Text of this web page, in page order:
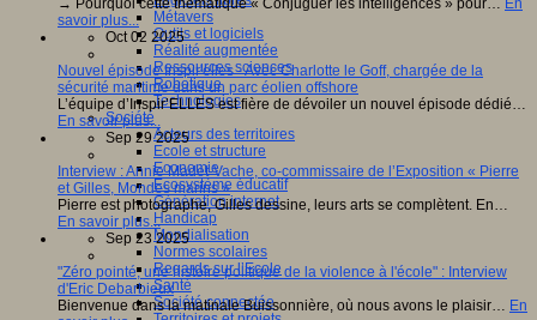
Métavers
Outils et logiciels
Réalité augmentée
Ressources sciences
Robotique
Technologies
Société
Acteurs des territoires
Ecole et structure
Economie
Ecosystème éducatif
Génération internet
Handicap
Mondialisation
Normes scolaires
Regards sur l’Ecole
Santé
Société connectée
→ Pourquoi cette thématique « Conjuguer les intelligences » pour… En
savoir plus...
Oct 02 2025
Nouvel épisode Inspir'elles - Avec Charlotte le Goff, chargée de la
sécurité maritime dans un parc éolien offshore
L’équipe d’Inspir’ELLES est fière de dévoiler un nouvel épisode dédié…
En savoir plus...
Sep 29 2025
Interview : Annie Madet-Vache, co-commissaire de l’Exposition « Pierre
et Gilles, Mondes marins »
Pierre est photographe, Gilles dessine, leurs arts se complètent. En…
En savoir plus...
Sep 23 2025
"Zéro pointé, une histoire politique de la violence à l'école" : Interview
d'Eric Debarbieux
Bienvenue dans la matinale Buissonnière, où nous avons le plaisir… En